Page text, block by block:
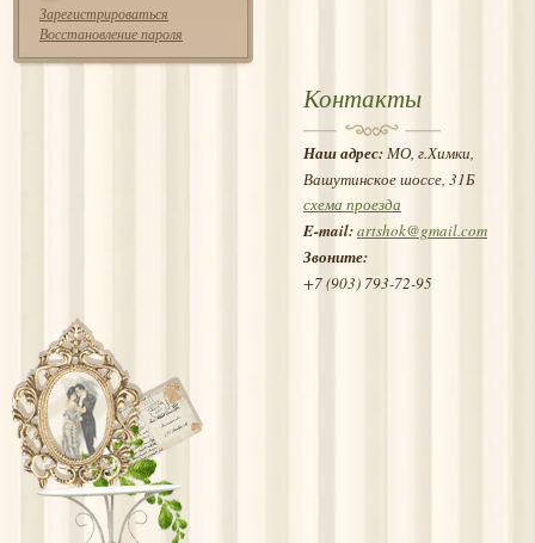
Зарегистрироваться
Восстановление пароля
Контакты
Наш адрес:МО, г.Химки,
Вашутинское шоссе, 31Б
схема проезда
E-mail:artshok@gmail.com
Звоните:
+7 (903) 793-72-95